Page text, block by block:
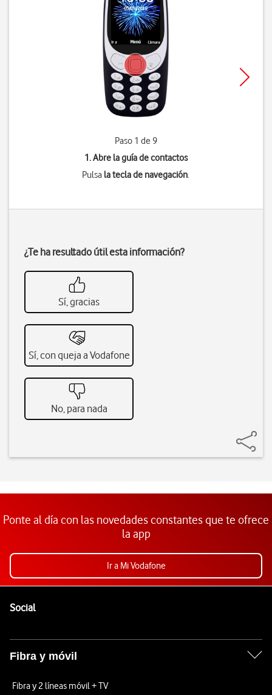
Paso 1 de 9
1. Abre la guía de contactos
Pulsa la tecla de navegación.
¿Te ha resultado útil esta información?
Sí, gracias
Sí, con queja a Vodafone
No, para nada
Ponte al día con las novedades constantes que te ofrece
la app
Ir a Mi Vodafone
SocialEnlaces a las redes sociales de Vodafone
Fibra y móvil
Fibra y 2 líneas móvil + TV